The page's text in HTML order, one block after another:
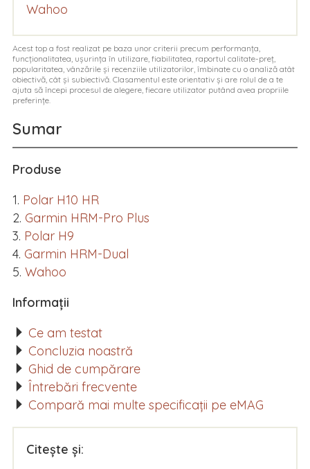
Wahoo
Acest top a fost realizat pe baza unor criterii precum performanța,
funcționalitatea, ușurința în utilizare, fiabilitatea, raportul calitate-preț,
popularitatea, vânzările și recenziile utilizatorilor, îmbinate cu o analiză atât
obiectivă, cât și subiectivă. Clasamentul este orientativ și are rolul de a te
ajuta să începi procesul de alegere, fiecare utilizator putând avea propriile
preferințe.
Sumar
Produse
Polar H10 HR
Garmin HRM-Pro Plus
Polar H9
Garmin HRM-Dual
Wahoo
Informații
Ce am testat
Concluzia noastră
Ghid de cumpărare
Întrebări frecvente
Compară mai multe specificații pe eMAG
Citește și: